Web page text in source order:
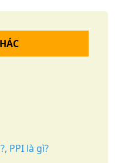
PPI là gì?